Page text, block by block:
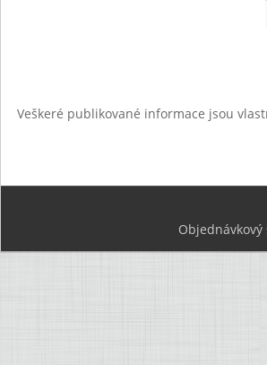
Veškeré publikované informace jsou
Objednávkový